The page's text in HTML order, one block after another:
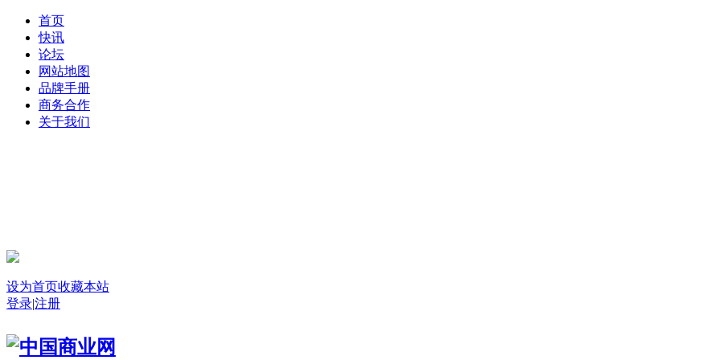
首页
快讯
论坛
网站地图
品牌手册
商务合作
关于我们
设为首页收藏本站
登录|注册